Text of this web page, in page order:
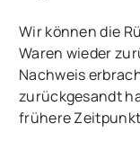
Wir können die
Waren wieder
Nachweis
zurückgesandt
frühere